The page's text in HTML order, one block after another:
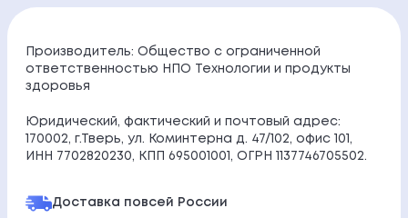
Производитель: Общество с ограниченной
ответственностью НПО Технологии и продукты
здоровья
Юридический, фактический и почтовый адрес:
170002, г.Тверь, ул. Коминтерна д. 47/102, офис 101,
ИНН 7702820230, КПП 695001001, ОГРН 1137746705502.
Доставка повсей России